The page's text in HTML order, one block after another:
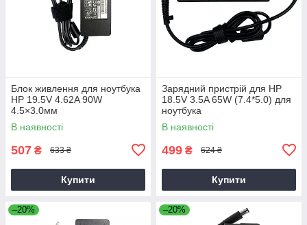
Блок живлення для ноутбука
HP 19.5V 4.62A 90W
4.5×3.0мм
В наявності
507 ₴ 633 ₴
Купити
Зарядний пристрій для HP
18.5V 3.5A 65W (7.4*5.0) для
ноутбука
В наявності
499 ₴ 624 ₴
Купити
–20% –20%